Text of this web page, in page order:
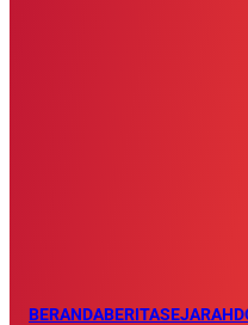
BERANDABERITASEJARAH